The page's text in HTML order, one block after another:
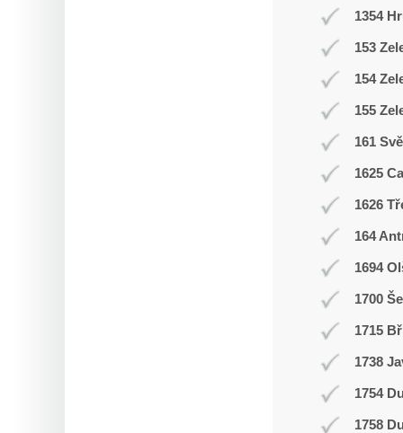
1354
153
154
155
161
1625
1626
164
1694
1700
1715
1738
1754
1758